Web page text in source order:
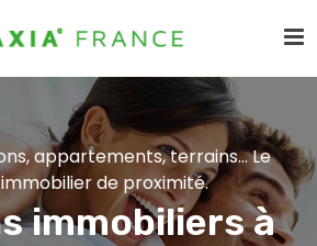
appartements, terrains... Le
de proximité.
immobiliers à